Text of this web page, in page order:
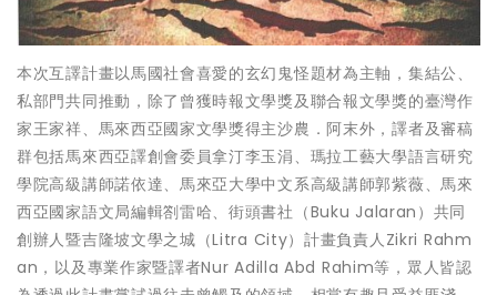
本次互譯計畫以馬國社會喜愛的玄幻鬼怪題材為主軸，集結公、
私部門共同推動，除了曾獲時報文學獎及聯合報文學獎的臺灣作
家王家祥、馬來西亞國家文學獎得主沙農．阿末外，譯者及審稿
群包括馬來西亞譯創會委員拿汀李玉涓、瑪拉工藝大學語言研究
學院高級講師諾依達、馬來亞大學中文系高級講師郭紫薇、馬來
西亞國家語文局編輯劄雷哈、街頭書社（Buku Jalaran）共同
創辦人暨吉隆坡文學之城（Litra City）計畫負責人Zikri Rahm
an，以及專業作家暨譯者Nur Adilla Abd Rahim等，眾人皆認